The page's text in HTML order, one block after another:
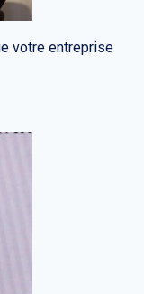
votre entreprise